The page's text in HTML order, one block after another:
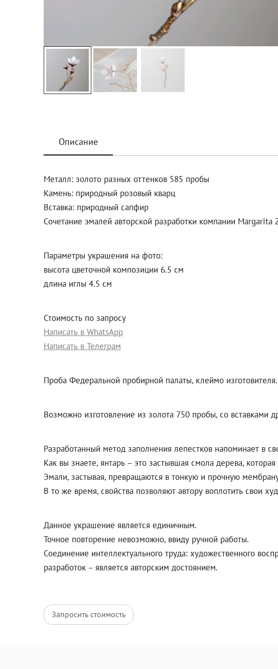
Описание
Металл: золото разных оттенков 585 пробы
Камень: природный розовый кварц
Вставка: природный сапфир
Сочетание эмалей авторской разработки компании Margarita
Параметры украшения на фото:
высота цветочной композиции 6.5 см
длина иглы 4.5 см
Стоимость по запросу
Написать в WhatsApp
Написать в Телеграм
Проба Федеральной пробирной палаты, клеймо изготовителя.
Возможно изготовление из золота 750 пробы, со вставками
Разработанный метод заполнения лепестков напоминает в
Как вы знаете, янтарь – это застывшая смола дерева,
Эмали, застывая, превращаются в тонкую и прочную
В то же время, свойства позволяют автору воплотить свои
Данное украшение является единичным.
Точное повторение невозможно, ввиду ручной работы.
Соединение интеллектуального труда: художественного
разработок – является авторским достоянием.
Запросить стоимость